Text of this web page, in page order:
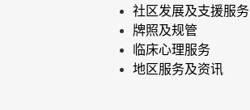
社区发展及支援服务
牌照及规管
临床心理服务
地区服务及资讯